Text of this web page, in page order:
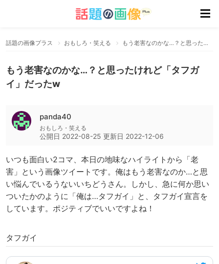
話題の画像プラス おもしろ・笑える もう老害なのかな…？と思ったけれど「タフガイ」だったw
もう老害なのかな…？と思ったけれど「タフガ
イ」だったw
panda40
おもしろ・笑える
公開日 2022-08-25 更新日 2022-12-06
いつも面白い2コマ、本日の地味なハイライトから「老
害」という画像ツイートです。俺はもう老害なのか…と思
い悩んでいるうないいちどうさん。しかし、急に何か思い
ついたかのように「俺は…タフガイ」と、タフガイ宣言を
しています。ポジティブでいいですよね！
タフガイ